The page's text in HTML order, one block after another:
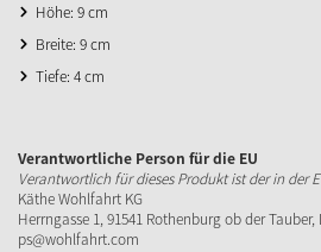
Höhe: 9 cm
Breite: 9 cm
Tiefe: 4 cm
Verantwortliche Person für die EU
Verantwortlich für dieses Produkt ist der in der
Käthe Wohlfahrt KG
Herrngasse 1, 91541 Rothenburg ob der
ps@wohlfahrt.com